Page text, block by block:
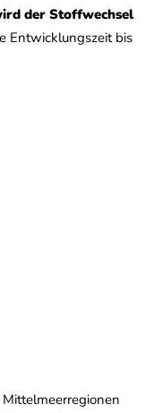
der Stoffwechsel
Entwicklungszeit bis